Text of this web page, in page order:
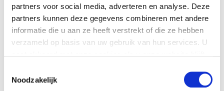
partners voor social media, adverteren en analyse. Deze
partners kunnen deze gegevens combineren met andere
informatie die u aan ze heeft verstrekt of die ze hebben
verzameld op basis van uw gebruik van hun services. U
Noodzakelijk